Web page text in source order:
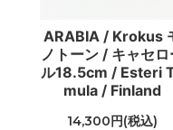
ARABIA / Krokus
ノトーン / キャセロ
ル18.5cm / Esteri
mula / Finland
14,300円(税込)